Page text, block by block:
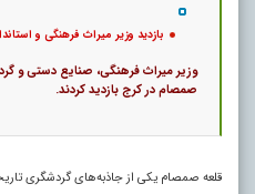
بازدید وزیر میراث فرهنگی و
وزیر میراث فرهنگی، صنایع دستی و
صمصام در کرج بازدید کردند.
قلعه صمصام یکی از جاذبه‌های گردشگری